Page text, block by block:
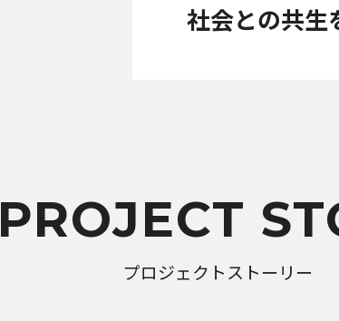
社会との共生
PROJECT
プロジェクトストーリー